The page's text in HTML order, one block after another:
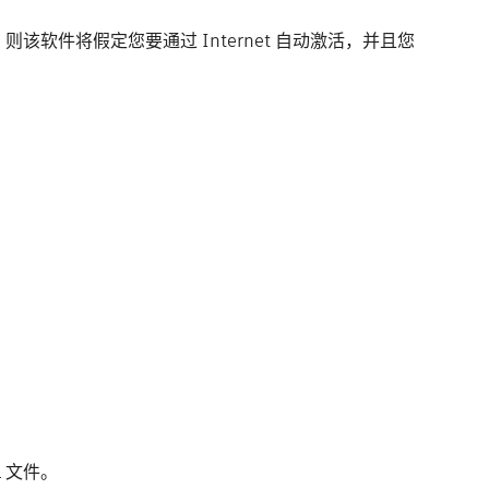
该软件将假定您要通过 Internet 自动激活，并且您
件。